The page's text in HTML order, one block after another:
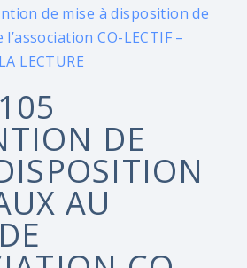
de mise à disposition de
CO-LECTIF –
LECTURE
DE
AU